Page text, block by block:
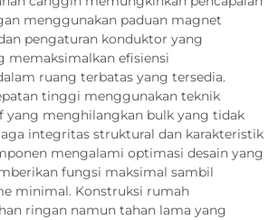
menggunakan paduan magnet
pengaturan konduktor yang
memaksimalkan efisiensi
ruang terbatas yang tersedia.
tinggi menggunakan teknik
yang menghilangkan bulk yang tidak
integritas struktural dan karakteristik
mengalami optimasi desain yang
fungsi maksimal sambil
minimal. Konstruksi rumah
ringan namun tahan lama yang